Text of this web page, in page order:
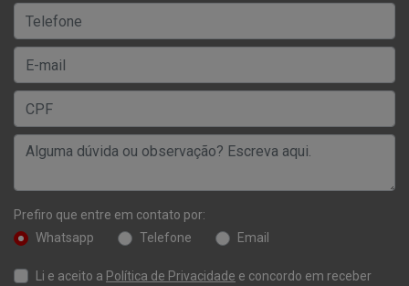
Prefiro que entre em contato por:
Whatsapp
Telefone Email
Li e aceito a Política de Privacidade e concordo em receber